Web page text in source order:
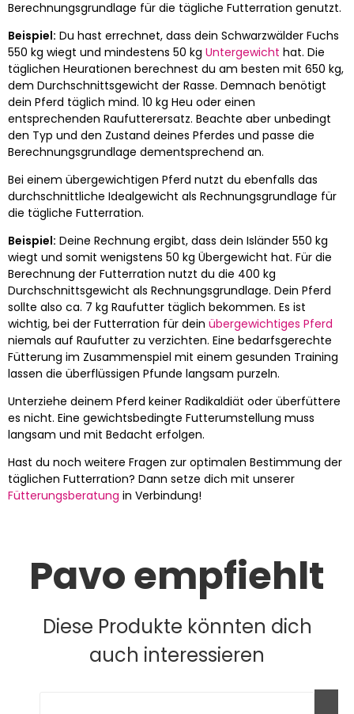
Berechnungsgrundlage für die tägliche Futterration genutzt.
Beispiel: Du hast errechnet, dass dein Schwarzwälder Fuchs
550 kg wiegt und mindestens 50 kg Untergewicht hat. Die
täglichen Heurationen berechnest du am besten mit 650 kg,
dem Durchschnittsgewicht der Rasse. Demnach benötigt
dein Pferd täglich mind. 10 kg Heu oder einen
entsprechenden Raufutterersatz. Beachte aber unbedingt
den Typ und den Zustand deines Pferdes und passe die
Berechnungsgrundlage dementsprechend an.
Bei einem übergewichtigen Pferd nutzt du ebenfalls das
durchschnittliche Idealgewicht als Rechnungsgrundlage für
die tägliche Futterration.
Beispiel: Deine Rechnung ergibt, dass dein Isländer 550 kg
wiegt und somit wenigstens 50 kg Übergewicht hat. Für die
Berechnung der Futterration nutzt du die 400 kg
Durchschnittsgewicht als Rechnungsgrundlage. Dein Pferd
sollte also ca. 7 kg Raufutter täglich bekommen. Es ist
wichtig, bei der Futterration für dein übergewichtiges Pferd
niemals auf Raufutter zu verzichten. Eine bedarfsgerechte
Fütterung im Zusammenspiel mit einem gesunden Training
lassen die überflüssigen Pfunde langsam purzeln.
Unterziehe deinem Pferd keiner Radikaldiät oder überfüttere
es nicht. Eine gewichtsbedingte Futterumstellung muss
langsam und mit Bedacht erfolgen.
Hast du noch weitere Fragen zur optimalen Bestimmung der
täglichen Futterration? Dann setze dich mit unserer
Fütterungsberatung in Verbindung!​
Pavo empfiehlt
Diese Produkte könnten dich
auch interessieren